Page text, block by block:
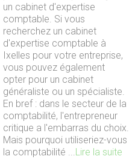
un cabinet d'expertise
comptable. Si vous
recherchez un cabinet
d'expertise comptable à
Ixelles pour votre entreprise,
vous pouvez également
opter pour un cabinet
généraliste ou un spécialiste.
En bref : dans le secteur de la
comptabilité, l'entrepreneur
critique a l'embarras du choix.
Mais pourquoi utiliseriez-vous
la comptabilité ...Lire la suite